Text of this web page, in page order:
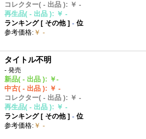
コレクター( - 出品 ): ￥ -
再生品( - 出品 ): ￥ -
ランキング [ その他]- 位
参考価格: ￥ -
タイトル不明
- 発売
新品( - 出品 ): ￥-
中古( - 出品 ): ￥ -
コレクター( - 出品 ): ￥ -
再生品( - 出品 ): ￥ -
ランキング [ その他]- 位
参考価格: ￥ -